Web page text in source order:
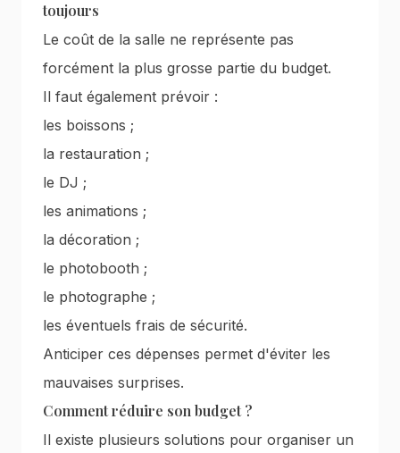
toujours
Le coût de la salle ne représente pas
forcément la plus grosse partie du budget.
Il faut également prévoir :
les boissons ;
la restauration ;
le DJ ;
les animations ;
la décoration ;
le photobooth ;
le photographe ;
les éventuels frais de sécurité.
Anticiper ces dépenses permet d'éviter les
mauvaises surprises.
Comment réduire son budget ?
Il existe plusieurs solutions pour organiser un